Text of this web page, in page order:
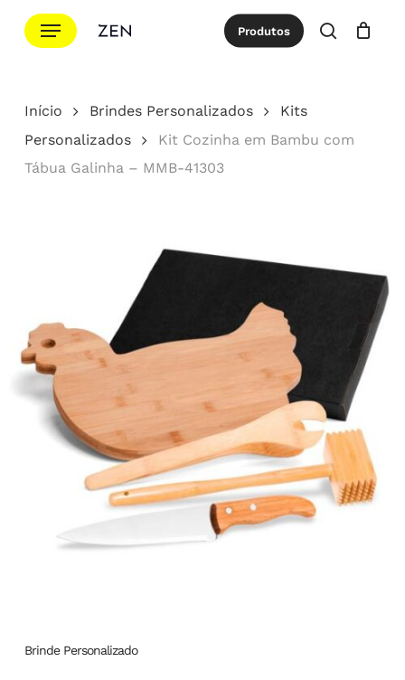
para
principal
Menu Produtos
procurar
Cotação Close
Início Brindes Personalizados
Kits
Personalizados
Kit Cozinha em Bambu com
Tábua Galinha – MMB-41303
Brinde Personalizado